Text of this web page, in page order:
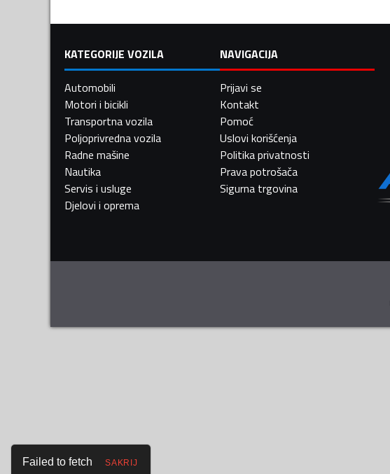
Failed to fetch SAKRIJ
KATEGORIJE VOZILA
Automobili
Motori i bicikli
Transportna vozila
Poljoprivredna vozila
Radne mašine
Nautika
Servis i usluge
Djelovi i oprema
NAVIGACIJA
Prijavi se
Kontakt
Pomoć
Uslovi korišćenja
Politika privatnosti
Prava potrošača
Sigurna trgovina